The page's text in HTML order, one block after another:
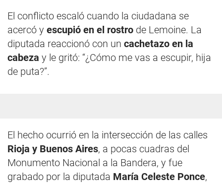
El conflicto escaló cuando la ciudadana se
acercó y escupió en el rostro de Lemoine. La
diputada reaccionó con un cachetazo en la
cabeza y le gritó: “¿Cómo me vas a escupir, hija
de puta?”.
El hecho ocurrió en la intersección de las calles
Rioja y Buenos Aires, a pocas cuadras del
Monumento Nacional a la Bandera, y fue
grabado por la diputada María Celeste Ponce,